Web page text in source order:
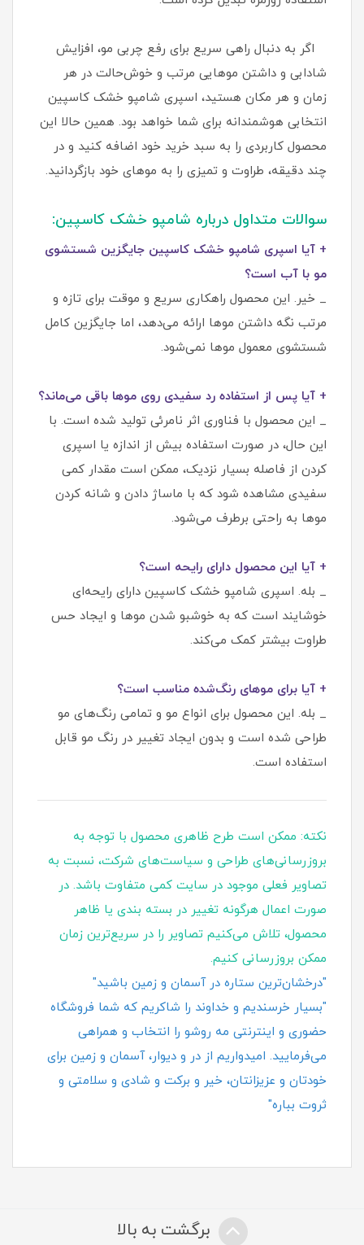
اگر به دنبال راهی سریع برای رفع چربی مو، افزایش
شادابی و داشتن موهایی مرتب و خوش‌حالت در هر
زمان و هر مکان هستید، اسپری شامپو خشک کاسپین
انتخابی هوشمندانه برای شما خواهد بود. همین حالا این
محصول کاربردی را به سبد خرید خود اضافه کنید و در
چند دقیقه، طراوت و تمیزی را به موهای خود بازگردانید.
سوالات متداول درباره شامپو خشک کاسپین:
+ آیا اسپری شامپو خشک کاسپین جایگزین شستشوی
مو با آب است؟
_ خیر. این محصول راهکاری سریع و موقت برای تازه و
مرتب نگه داشتن موها ارائه می‌دهد، اما جایگزین کامل
شستشوی معمول موها نمی‌شود.
+ آیا پس از استفاده رد سفیدی روی موها باقی می‌ماند؟
_ این محصول با فناوری اثر نامرئی تولید شده است. با
این حال، در صورت استفاده بیش از اندازه یا اسپری
کردن از فاصله بسیار نزدیک، ممکن است مقدار کمی
سفیدی مشاهده شود که با ماساژ دادن و شانه کردن
موها به راحتی برطرف می‌شود.
+ آیا این محصول دارای رایحه است؟
_ بله. اسپری شامپو خشک کاسپین دارای رایحه‌ای
خوشایند است که به خوشبو شدن موها و ایجاد حس
طراوت بیشتر کمک می‌کند.
+ آیا برای موهای رنگ‌شده مناسب است؟
_ بله. این محصول برای انواع مو و تمامی رنگ‌های مو
طراحی شده است و بدون ایجاد تغییر در رنگ مو قابل
استفاده است.
نکته: ممکن است طرح ظاهری محصول با توجه به
بروزرسانی‌های طراحی و سیاست‌های شرکت، نسبت به
تصاویر فعلی موجود در سایت کمی متفاوت باشد. در
صورت اعمال هرگونه تغییر در بسته‌ بندی یا ظاهر
محصول، تلاش می‌کنیم تصاویر را در سریع‌ترین زمان
ممکن بروزرسانی کنیم.
"درخشان‌ترین ستاره در آسمان و زمین باشید"
"بسیار خرسندیم و خداوند را شاکریم که شما فروشگاه
حضوری و اینترنتی مه روشو را انتخاب و همراهی
می‌فرمایید. امیدواریم از در و دیوار، آسمان و زمین برای
خودتان و عزیزانتان، خیر و برکت و شادی و سلامتی و
ثروت بباره"
برگشت به بالا